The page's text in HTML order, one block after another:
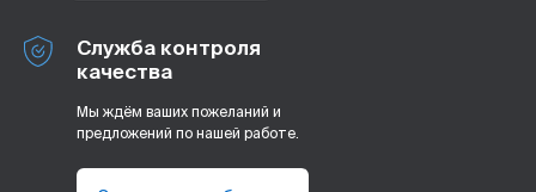
Служба контроля
качества
Мы ждём ваших пожеланий и
предложений по нашей работе.